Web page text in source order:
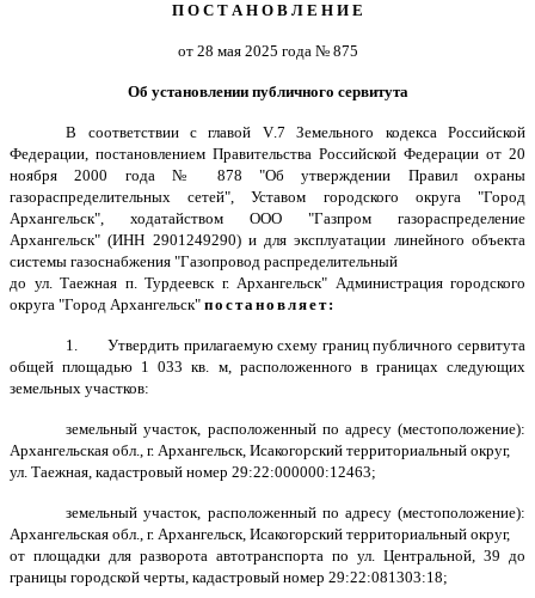
П О С Т А Н О В Л Е Н И Е
от 28 мая 2025 года № 875
Об установлении публичного сервитута
В соответствии с главой V.7 Земельного кодекса Российской
Федерации, постановлением Правительства Российской Федерации от 20
ноября 2000 года № 878 "Об утверждении Правил охраны
газораспределительных сетей", Уставом городского округа "Город
Архангельск", ходатайством ООО "Газпром газораспределение
Архангельск" (ИНН 2901249290) и для эксплуатации линейного объекта
системы газоснабжения "Газопровод распределительный
до ул. Таежная п. Турдеевск г. Архангельск" Администрация городского
округа "Город Архангельск" постановляет:
1.
Утвердить прилагаемую схему границ публичного сервитута
общей площадью 1 033 кв. м, расположенного в границах следующих
земельных участков:
земельный участок, расположенный по адресу (местоположение):
Архангельская обл., г. Архангельск, Исакогорский территориальный округ,
ул. Таежная, кадастровый номер 29:22:000000:12463;
земельный участок, расположенный по адресу (местоположение):
Архангельская обл., г. Архангельск, Исакогорский территориальный округ,
от площадки для разворота автотранспорта по ул. Центральной, 39 до
границы городской черты, кадастровый номер 29:22:081303:18;